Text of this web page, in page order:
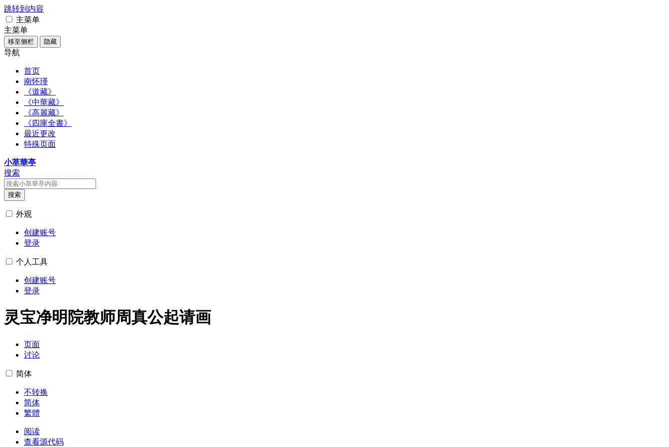
跳转到内容
主菜单
主菜单
移至侧栏 隐藏
导航
首页
南怀瑾
《道藏》
《中華藏》
《高麗藏》
《四庫全書》
最近更改
特殊页面
小萃華亭
搜索
搜索
外观
创建账号
登录
个人工具
创建账号
登录
灵宝净明院教师周真公起请画
页面
讨论
简体
不转换
简体
繁體
阅读
查看源代码